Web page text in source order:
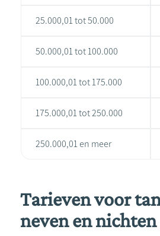
25.000,01 tot 50.000
50.000,01 tot 100.000
100.000,01 tot 175.000
175.000,01 tot 250.000
250.000,01 en meer
Tarieven voor
neven en nichten